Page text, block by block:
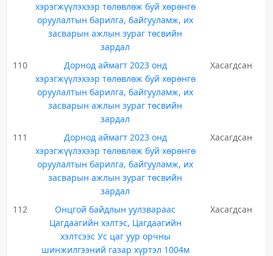
хэрэгжүүлэхээр төлөвлөж буй хөрөнгө
оруулалтын барилга, байгууламж, их
засварын ажлын зураг төсвийн
зардал
110
Дорнод аймагт 2023 онд
хэрэгжүүлэхээр төлөвлөж буй хөрөнгө
оруулалтын барилга, байгууламж, их
засварын ажлын зураг төсвийн
зардал
Хасагдсан
111
Дорнод аймагт 2023 онд
хэрэгжүүлэхээр төлөвлөж буй хөрөнгө
оруулалтын барилга, байгууламж, их
засварын ажлын зураг төсвийн
зардал
Хасагдсан
112
Онцгой байдлын уулзвараас
Цагдаагийн хэлтэс, Цагдаагийн
хэлтсээс Ус цаг уур орчны
шинжилгээний газар хүртэл 1004м
Хасагдсан